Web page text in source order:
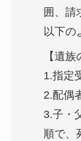
囲、請
以下の
【遺
1.指定
2.配偶
3.子・
順で、